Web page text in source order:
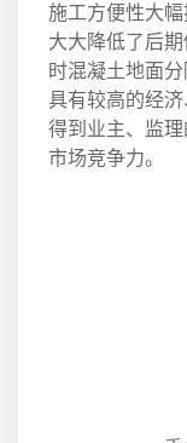
施工方便性大幅
大大降低了后
时混凝土地面
具有较高的经
得到业主、监
市场竞争力。